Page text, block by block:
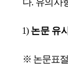
다. 유의사
1) 논문 유
※ 논문표